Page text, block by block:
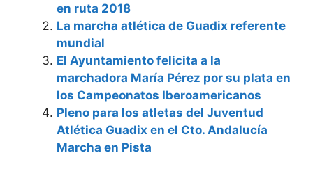
en ruta 2018
La marcha atlética de Guadix referente
mundial
El Ayuntamiento felicita a la
marchadora María Pérez por su plata en
los Campeonatos Iberoamericanos
Pleno para los atletas del Juventud
Atlética Guadix en el Cto. Andalucía
Marcha en Pista